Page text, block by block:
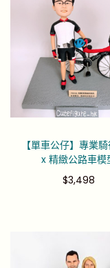
【單車公仔】專業
x 精緻公路車模
$3,498